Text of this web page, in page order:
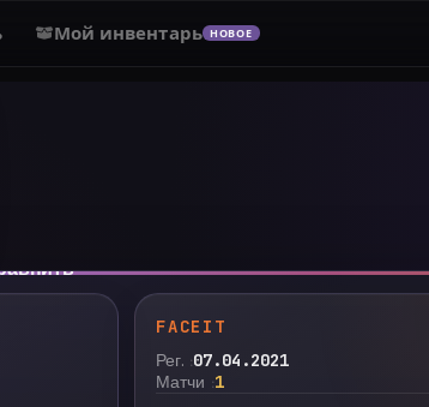
Мой инвентарь НОВОЕ
FACEIT
Рег. 07.04.2021
Матчи 1